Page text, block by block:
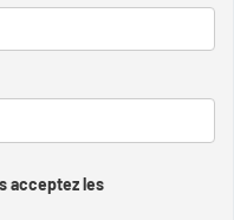
acceptez les